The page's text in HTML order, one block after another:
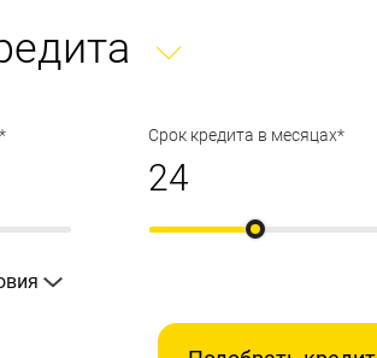
Срок кредита в месяцах*